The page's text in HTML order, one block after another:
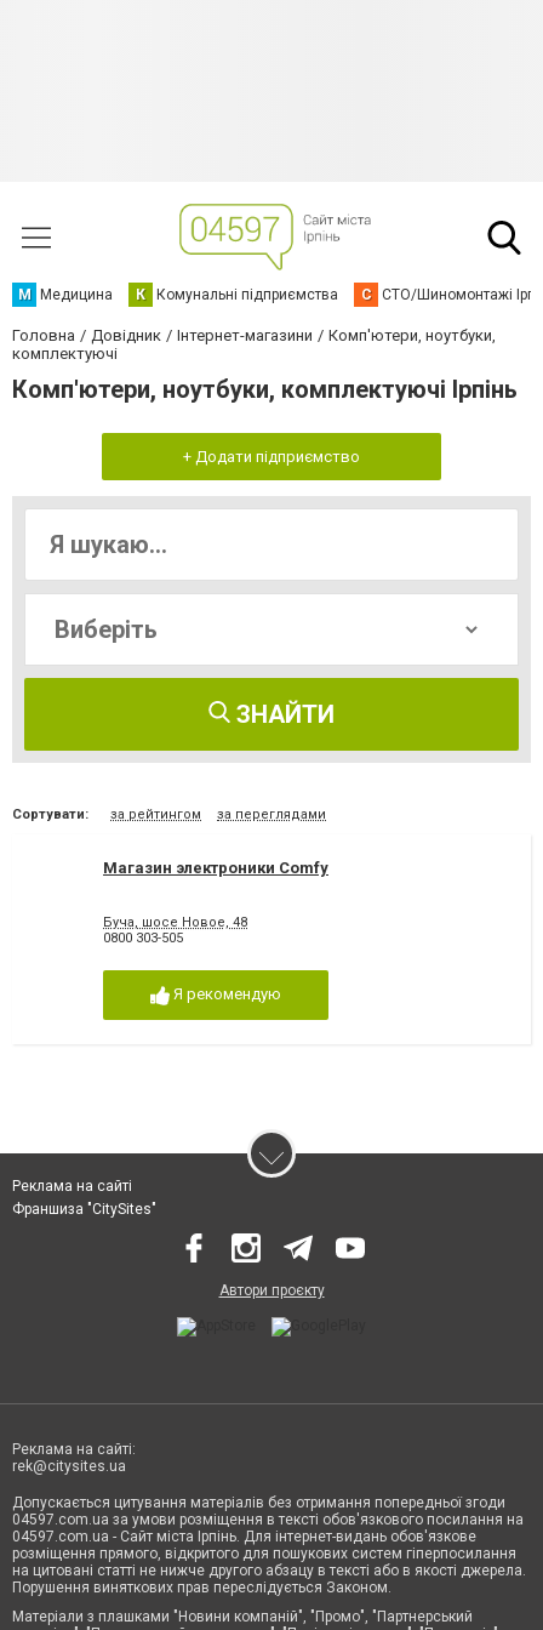
М Медицина К Комунальні підприємства С СТО/Шиномонтажі
Головна Довідник Інтернет-магазини
Комп'ютери, ноутбуки,
комплектуючі
Комп'ютери, ноутбуки, комплектуючі Ірпінь
+ Додати підприємство
ЗНАЙТИ
Сортувати: за рейтингом за переглядами
Магазин электроники Comfy
Буча, шосе Новое, 48
0800 303-505
Я рекомендую
Реклама на сайті
Франшиза "CitySites"
Автори проєкту
Реклама на сайті:
rek@citysites.ua
Допускається цитування матеріалів без отримання попередньої згоди
04597.com.ua за умови розміщення в тексті обов'язкового посилання на
04597.com.ua - Сайт міста Ірпінь. Для інтернет-видань обов'язкове
розміщення прямого, відкритого для пошукових систем гіперпосилання
на цитовані статті не нижче другого абзацу в тексті або в якості джерела.
Порушення виняткових прав переслідується Законом.
Матеріали з плашками "Новини компаній", "Промо", "Партнерський